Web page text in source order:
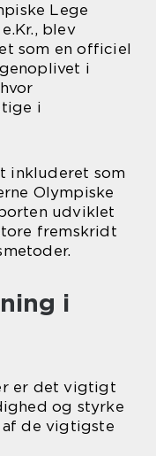
Lege
blev
som en officiel
i
i
inkluderet som
Olympiske
udviklet
fremskridt
i
er det vigtigt
og styrke
af de vigtigste